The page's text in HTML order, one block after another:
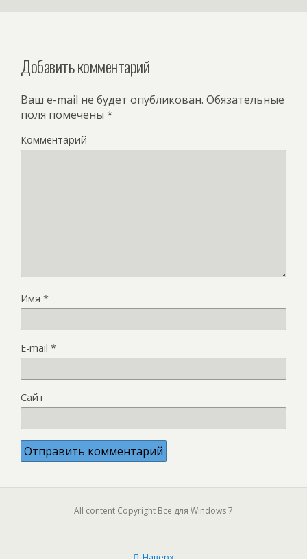
Добавить комментарий
Ваш e-mail не будет опубликован. Обязательные
поля помечены *
Комментарий
Имя *
E-mail *
Сайт
All content Copyright Все для Windows 7